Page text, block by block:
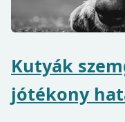
Kutyák
jótékony